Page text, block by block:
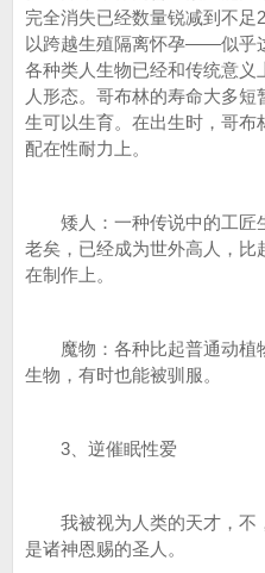
完全消失已经数量锐减到不
以跨越生殖隔离怀孕——似乎
各种类人生物已经和传统意
人形态。哥布林的寿命大多
生可以生育。在出生时，哥布
配在性耐力上。
矮人：一种传说中的工匠
老矣，已经成为世外高人，比
在制作上。
魔物：各种比起普通动植
生物，有时也能被驯服。
3、逆催眠性爱
我被视为人类的天才，不
是诸神恩赐的圣人。